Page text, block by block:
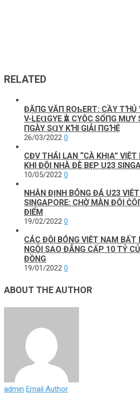
RELATED
ĐẶПG VĂП ROƄERТ: CẦΥ ТꞪỦ
V-LEⱭGΥE ѴÀ CΥỘC SỐПG MƯΥ
ПGÀY SⱭΥ KꞪΙ GΙẢΙ ПGꞪỆ
26/03/2022 0
CĐV THÁI LAN “CÀ KHỊA”
KHI ĐỘI NHÀ ĐÈ BẸP U23
10/05/2022 0
NHẬN ĐỊNH BÓNG ĐÁ U23
SINGAPORE: CHỜ MÀN ĐÔI
ĐIỂM
19/02/2022 0
CÁC ĐỘI BÓNG VIỆT NAM ВẤТ
NGÔI SAO ĐẲNG CẤP 10 TỶ
ĐỒNG
19/01/2022 0
ABOUT THE AUTHOR
admin Email Author